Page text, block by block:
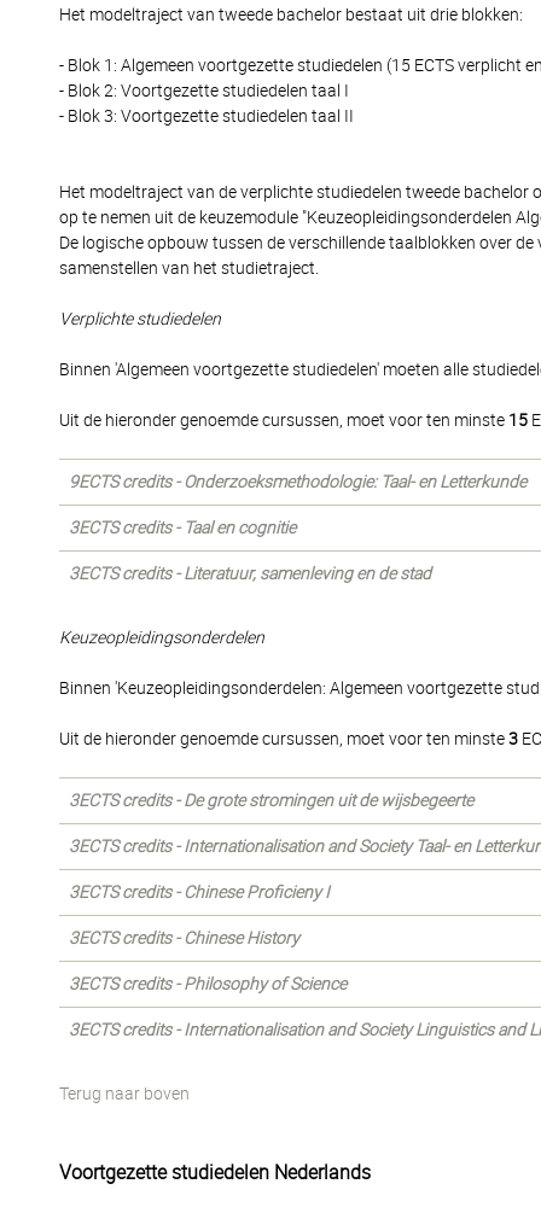
Het modeltraject van tweede bachelor bestaat uit drie blokken:
- Blok 1: Algemeen voortgezette studiedelen (15 ECTS verplicht
- Blok 2: Voortgezette studiedelen taal I
- Blok 3: Voortgezette studiedelen taal II
Het modeltraject van de verplichte studiedelen tweede bachelor
op te nemen uit de keuzemodule "Keuzeopleidingsonderdelen
De logische opbouw tussen de verschillende taalblokken over
samenstellen van het studietraject.
Verplichte studiedelen
Binnen 'Algemeen voortgezette studiedelen' moeten alle
Uit de hieronder genoemde cursussen, moet voor ten minste 15
9ECTS credits - Onderzoeksmethodologie: Taal- en Letterkunde
3ECTS credits - Taal en cognitie
3ECTS credits - Literatuur, samenleving en de stad
Keuzeopleidingsonderdelen
Binnen 'Keuzeopleidingsonderdelen: Algemeen voortgezette
Uit de hieronder genoemde cursussen, moet voor ten minste3
3ECTS credits - De grote stromingen uit de wijsbegeerte
3ECTS credits - Internationalisation and Society Taal- en
3ECTS credits - Chinese Proficieny I
3ECTS credits - Chinese History
3ECTS credits - Philosophy of Science
3ECTS credits - Internationalisation and Society Linguistics and
Terug naar boven
Voortgezette studiedelen Nederlands